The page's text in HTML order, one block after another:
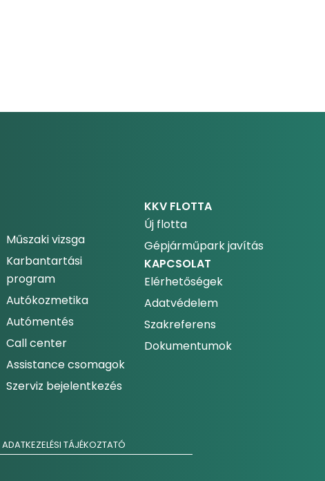
Műszaki vizsga
Karbantartási
program
Autókozmetika
Autómentés
Call center
Assistance csomagok
Szerviz bejelentkezés
KKV FLOTTA
Új flotta
Gépjárműpark javítás
KAPCSOLAT
Elérhetőségek
Adatvédelem
Szakreferens
Dokumentumok
ADATKEZELÉSI TÁJÉKOZTATÓ